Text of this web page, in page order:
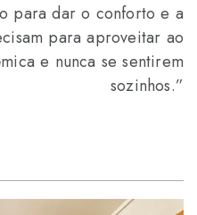
para dar o conforto e a
para aproveitar ao
e nunca se sentirem
sozinhos.”